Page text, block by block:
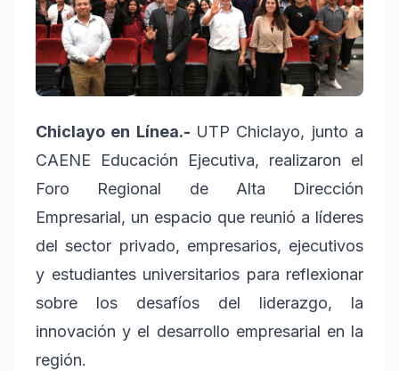
Chiclayo en Línea.- UTP Chiclayo, junto a
CAENE Educación Ejecutiva, realizaron el
Foro Regional de Alta Dirección
Empresarial, un espacio que reunió a líderes
del sector privado, empresarios, ejecutivos
y estudiantes universitarios para reflexionar
sobre los desafíos del liderazgo, la
innovación y el desarrollo empresarial en la
región.